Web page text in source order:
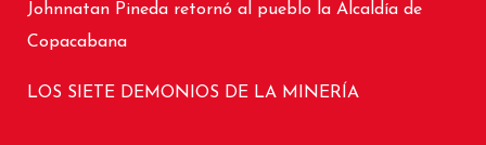
Johnnatan Pineda retornó al pueblo la Alcaldía de
Copacabana
LOS SIETE DEMONIOS DE LA MINERÍA